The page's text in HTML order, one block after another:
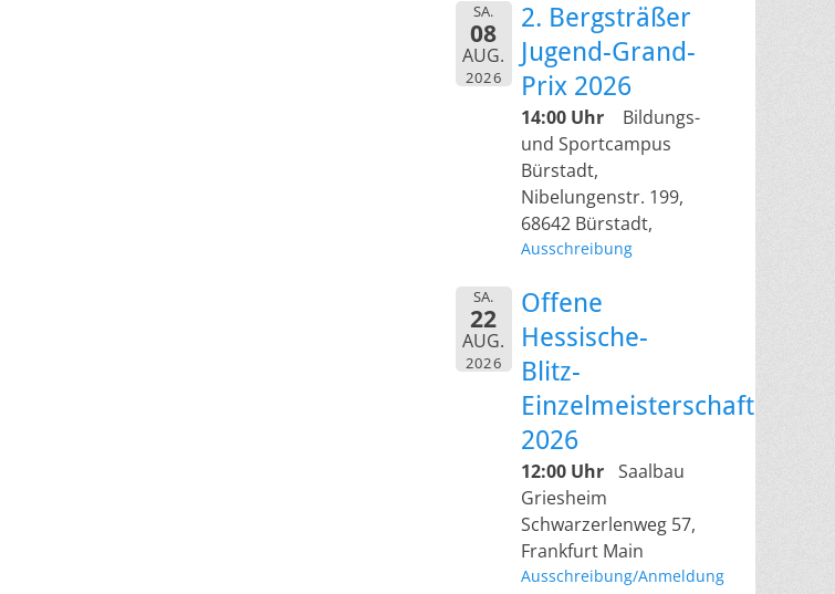
SA.
08
AUG.
2026
2. Bergsträßer
Jugend-Grand-
Prix 2026
14:00 Uhr
Bildungs-
und Sportcampus
Bürstadt,
Nibelungenstr. 199,
68642 Bürstadt,
Ausschreibung
SA.
22
AUG.
2026
Offene
Hessische-
Blitz-
Einzelmeisterschaft
2026
12:00 Uhr Saalbau
Griesheim
Schwarzerlenweg 57,
Frankfurt Main
Ausschreibung/Anmeldung